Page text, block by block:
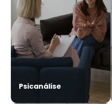
Psicanálise